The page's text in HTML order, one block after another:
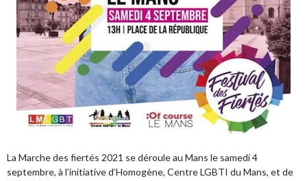
La Marche des fiertés 2021 se déroule au Mans le samedi 4
septembre, à l’initiative d’Homogène, Centre LGBTI du Mans, et de